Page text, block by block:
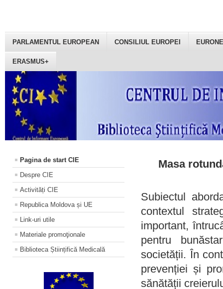
PARLAMENTUL EUROPEAN CONSILIUL EUROPEI
ERASMUS+
Pagina de start CIE
Despre CIE
Activități CIE
Republica Moldova și UE
Link-uri utile
Materiale promoţionale
Biblioteca Științifică Medicală
Masa
Subiectul
contextul
important,
pentru
societății. În
prevenției și
sănătății